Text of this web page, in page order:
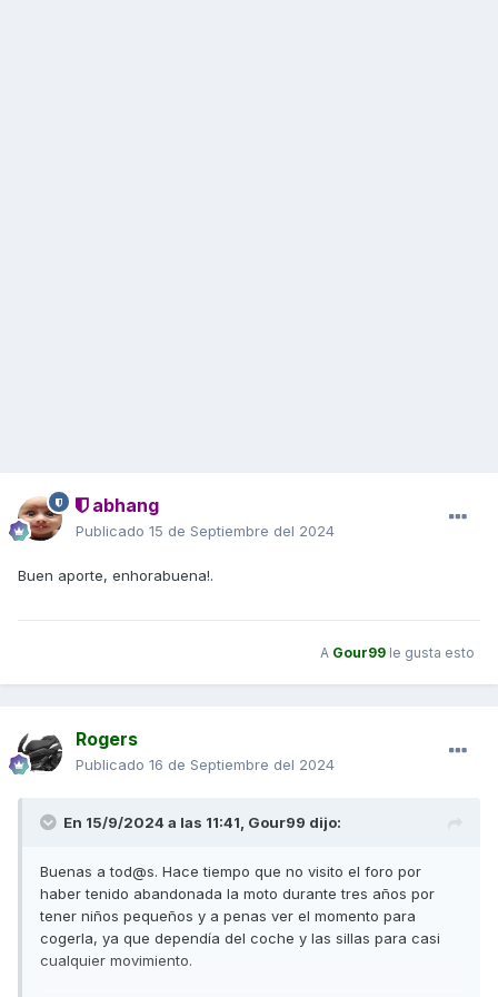
abhang
Publicado 15 de Septiembre del 2024
Buen aporte, enhorabuena!.
A Gour99 le gusta esto
Rogers
Publicado 16 de Septiembre del 2024
En 15/9/2024 a las 11:41, Gour99 dijo:
Buenas a tod@s. Hace tiempo que no visito el foro por
haber tenido abandonada la moto durante tres años por
tener niños pequeños y a penas ver el momento para
cogerla, ya que dependía del coche y las sillas para casi
cualquier movimiento.